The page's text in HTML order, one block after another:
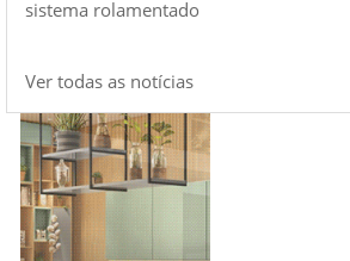
sistema rolamentado
Ver todas as notícias